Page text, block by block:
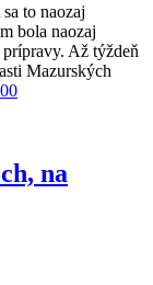
to naozaj
bola naozaj
Až týždeň
Mazurských
na